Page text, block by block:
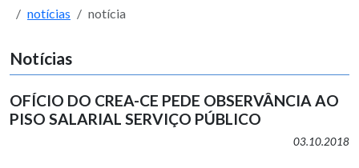
notícias notícia
Notícias
OFÍCIO DO CREA-CE PEDE OBSERVÂNCIA AO
PISO SALARIAL SERVIÇO PÚBLICO
03.10.2018